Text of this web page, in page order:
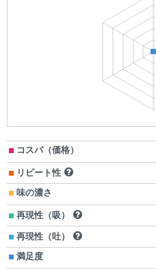
コスパ（価格）
リピート性
味の濃さ
再現性（吸）
再現性（吐）
満足度